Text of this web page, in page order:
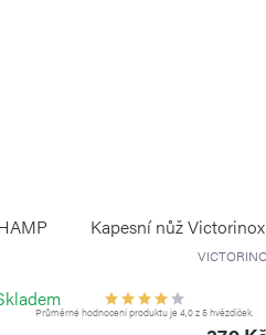
Kapesní nůž
Průměrné hodnocení produktu je 4,0 z 5 hvězdiček.